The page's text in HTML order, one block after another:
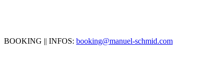
BOOKING || INFOS: booking@manuel-schmid.com